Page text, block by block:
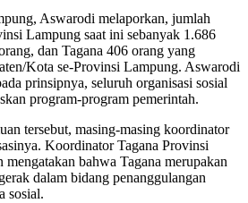
Aswarodi melaporkan, jumlah
Lampung saat ini sebanyak 1.686
dan Tagana 406 orang yang
Kota se-Provinsi Lampung. Aswarodi
prinsipnya, seluruh organisasi sosial
program-program pemerintah.
tersebut, masing-masing koordinator
Koordinator Tagana Provinsi
bahwa Tagana merupakan
dalam bidang penanggulangan
sosial.